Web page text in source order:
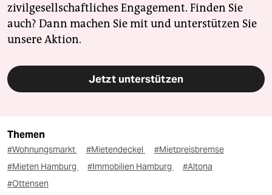
zivilgesellschaftliches Engagement. Finden Sie
auch? Dann machen Sie mit und unterstützen Sie
unsere Aktion.
Jetzt unterstützen
Themen
#Wohnungsmarkt #Mietendeckel
#Mietpreisbremse
#Mieten Hamburg
#Immobilien Hamburg
#Altona
#Ottensen